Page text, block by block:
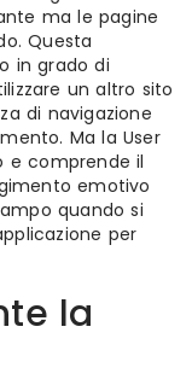
ma le pagine
Questa
in grado di
un altro sito
di navigazione
Ma la User
e comprende il
emotivo
quando si
per
la